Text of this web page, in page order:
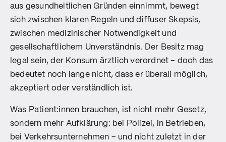
aus gesundheitlichen Gründen einnimmt, bewegt
sich zwischen klaren Regeln und diffuser Skepsis,
zwischen medizinischer Notwendigkeit und
gesellschaftlichem Unverständnis. Der Besitz mag
legal sein, der Konsum ärztlich verordnet – doch das
bedeutet noch lange nicht, dass er überall möglich,
akzeptiert oder verständlich ist.
Was Patient:innen brauchen, ist nicht mehr Gesetz,
sondern mehr Aufklärung: bei Polizei, in Betrieben,
bei Verkehrsunternehmen – und nicht zuletzt in der